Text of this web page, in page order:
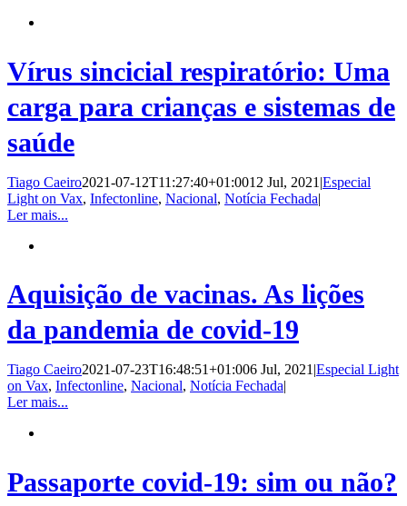
Vírus sincicial respiratório: Uma
carga para crianças e sistemas de
saúde
Tiago Caeiro2021-07-12T11:27:40+01:0012 Jul, 2021 |Especial
Light on Vax, Infectonline, Nacional, Notícia Fechada|
Ler mais...
Aquisição de vacinas. As lições
da pandemia de covid-19
Tiago Caeiro2021-07-23T16:48:51+01:006 Jul, 2021 Especial Light
on Vax, Infectonline, Nacional, Notícia Fechada
Ler mais...
Passaporte covid-19: sim ou não?